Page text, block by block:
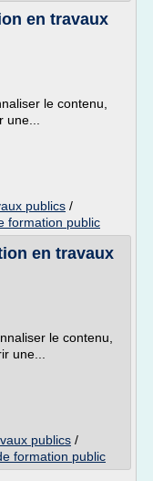
en travaux
le contenu,
publics /
formation public
en travaux
le contenu,
une...
publics /
formation public